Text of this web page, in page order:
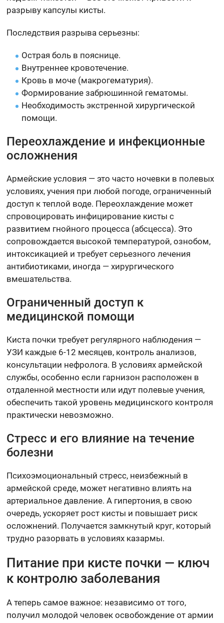
разрыву капсулы кисты.
Последствия разрыва серьезны:
Острая боль в пояснице.
Внутреннее кровотечение.
Кровь в моче (макрогематурия).
Формирование забрюшинной гематомы.
Необходимость экстренной хирургической
помощи.
Переохлаждение и инфекционные
осложнения
Армейские условия — это часто ночевки в полевых
условиях, учения при любой погоде, ограниченный
доступ к теплой воде. Переохлаждение может
спровоцировать инфицирование кисты с
развитием гнойного процесса (абсцесса). Это
сопровождается высокой температурой, ознобом,
интоксикацией и требует серьезного лечения
антибиотиками, иногда — хирургического
вмешательства.
Ограниченный доступ к
медицинской помощи
Киста почки требует регулярного наблюдения —
УЗИ каждые 6-12 месяцев, контроль анализов,
консультации нефролога. В условиях армейской
службы, особенно если гарнизон расположен в
отдаленной местности или идут полевые учения,
обеспечить такой уровень медицинского контроля
практически невозможно.
Стресс и его влияние на течение
болезни
Психоэмоциональный стресс, неизбежный в
армейской среде, может негативно влиять на
артериальное давление. А гипертония, в свою
очередь, ускоряет рост кисты и повышает риск
осложнений. Получается замкнутый круг, который
трудно разорвать в условиях казармы.
Питание при кисте почки — ключ
к контролю заболевания
А теперь самое важное: независимо от того,
получил молодой человек освобождение от армии